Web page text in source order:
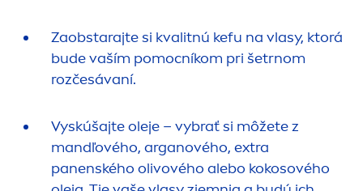
Zaobstarajte si kvalitnú kefu na vlasy, ktorá
bude vaším pomocníkom pri šetrnom
rozčesávaní.
Vyskúšajte oleje – vybrať si môžete z
mandľového, arganového, extra
panenského olivového alebo kokosového